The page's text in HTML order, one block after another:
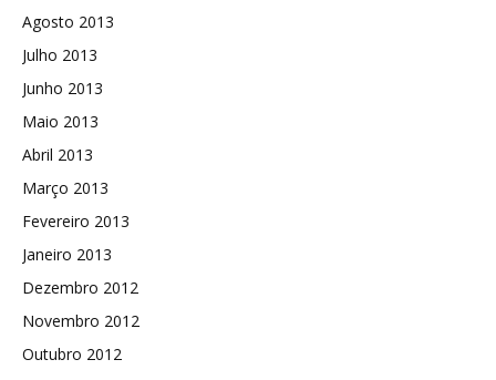
Agosto 2013
Julho 2013
Junho 2013
Maio 2013
Abril 2013
Março 2013
Fevereiro 2013
Janeiro 2013
Dezembro 2012
Novembro 2012
Outubro 2012